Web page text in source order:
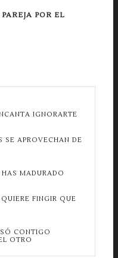
POR EL
IGNORARTE
SE APROVECHAN DE
MADURADO
FINGIR QUE
CONTIGO
OTRO